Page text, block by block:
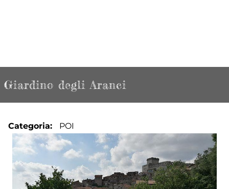
Giardino degli Aranci
Categoria POI